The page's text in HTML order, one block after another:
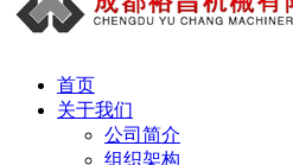
首页
关于我们
公司简介
组织架构